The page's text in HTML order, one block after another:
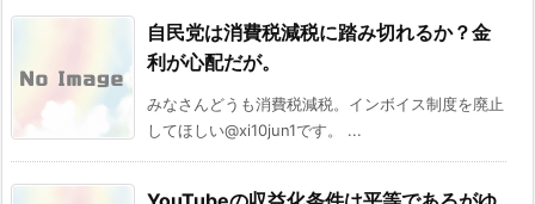
自民党は消費税減税に踏み切れるか？金
利が心配だが。
みなさんどうも消費税減税。インボイス制度を廃止
してほしい@xi10jun1です。 ...